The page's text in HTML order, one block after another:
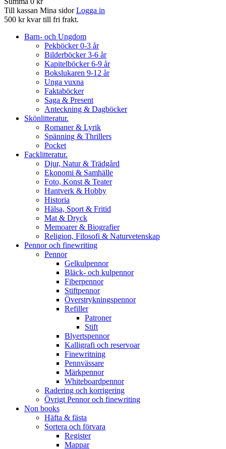
Till kassan Mina sidor Logga in
500 kr kvar till fri frakt.
Barn- och Ungdom
Pekböcker 0-3 år
Bilderböcker 3-6 år
Kapitelböcker 6-9 år
Bokslukaren 9-12 år
Unga vuxna
Faktaböcker
Saga & Present
Anteckning & Dagböcker
Skönlitteratur.
Romaner & Lyrik
Spänning & Thrillers
Pocket
Facklitteratur.
Djur, Natur & Trädgård
Ekonomi & Samhälle
Foto, Konst & Teater
Hantverk & Hobby
Historia
Hälsa, Sport & Fritid
Mat & Dryck
Memoarer & Biografier
Religion, Filosofi & Naturvetenskap
Pennor och finewriting
Pennor
Gelkulpennor
Bläck- och kulpennor
Fiberpennor
Stiftpennor
Överstrykningspennor
Refiller
Patroner
Stift
Blyertspennor
Kalligrafi och reservoar
Finewritning
Pennvässare
Märkpennor
Whiteboardpennor
Radering och korrigering
Övrigt Pennor och finewriting
Non books
Häfta & fästa
Sortera och förvara
Register
Mappar